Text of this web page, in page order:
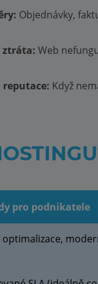
Objednávky,
ztráta: Web
Když
pro podnikatele
optimalizace,